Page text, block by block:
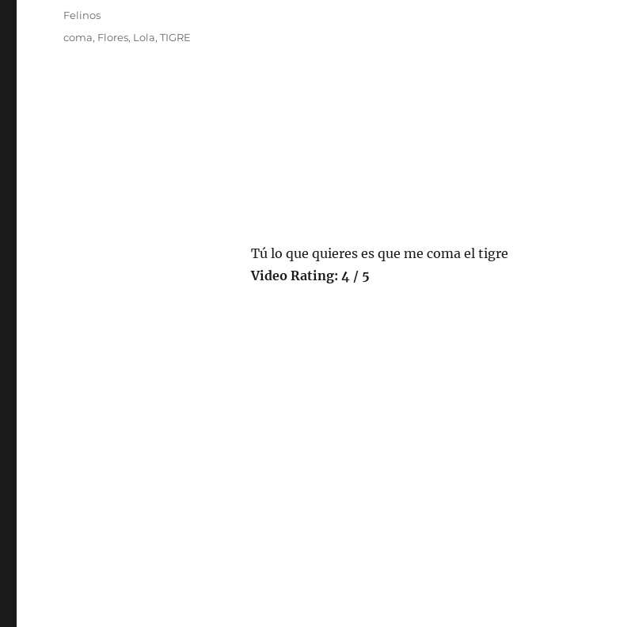
Tú lo que quieres es que me coma el tigre
Video Rating: 4 / 5
Categorías
Felinos
Etiquetas
coma, Flores, Lola,TIGRE